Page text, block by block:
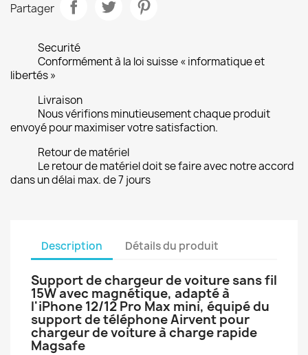
Partager
Securité
Conformément à la loi suisse « informatique et
libertés »
Livraison
Nous vérifions minutieusement chaque produit
envoyé pour maximiser votre satisfaction.
Retour de matériel
Le retour de matériel doit se faire avec notre accord
dans un délai max. de 7 jours
Description Détails du produit
Support de chargeur de voiture sans fil
15W avec magnétique, adapté à
l'iPhone 12/12 Pro Max mini, équipé du
support de téléphone Airvent pour
chargeur de voiture à charge rapide
Magsafe